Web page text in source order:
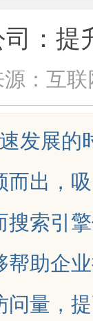
：提
源：互联
发展的
出，
索引
帮助企
量，